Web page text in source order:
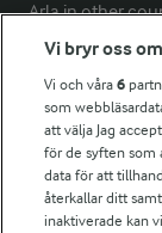
Arla in other
Fler
För ägare
Arlas kundportal
Arla.com
Vi bryr oss
Vi och våra6
som
att välja Jag
för de syften som
data för att
återkallar ditt
inaktiverade kan